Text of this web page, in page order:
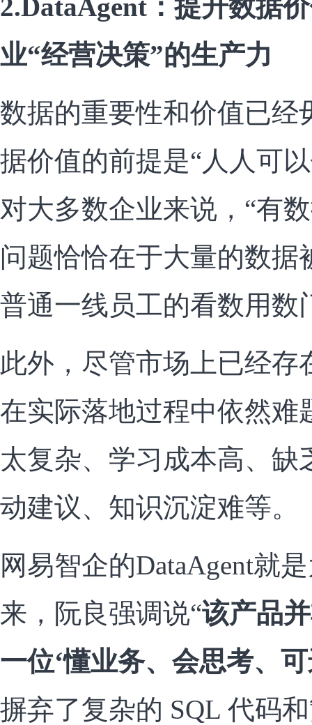
2.DataAgent：提升数据
业“经营决策”的生产力
数据的重要性和价值已经
据价值的前提是“人人可
对大多数企业来说，“有
问题恰恰在于大量的数据
普通一线员工的看数用数
此外，尽管市场上已经存
在实际落地过程中依然难
太复杂、学习成本高、缺
动建议、知识沉淀难等。
网易智企的DataAgent就
来，阮良强调说“该产品
一位‘懂业务、会思考、
摒弃了复杂的 SQL 代码